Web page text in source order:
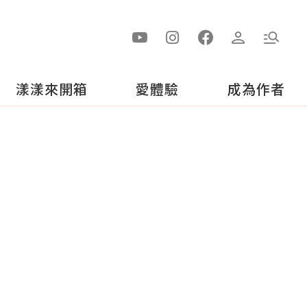
漾漾來開箱 愛體驗 成為作者